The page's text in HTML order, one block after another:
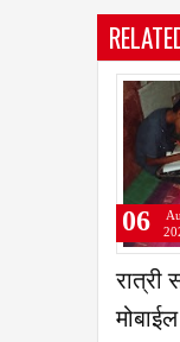
06